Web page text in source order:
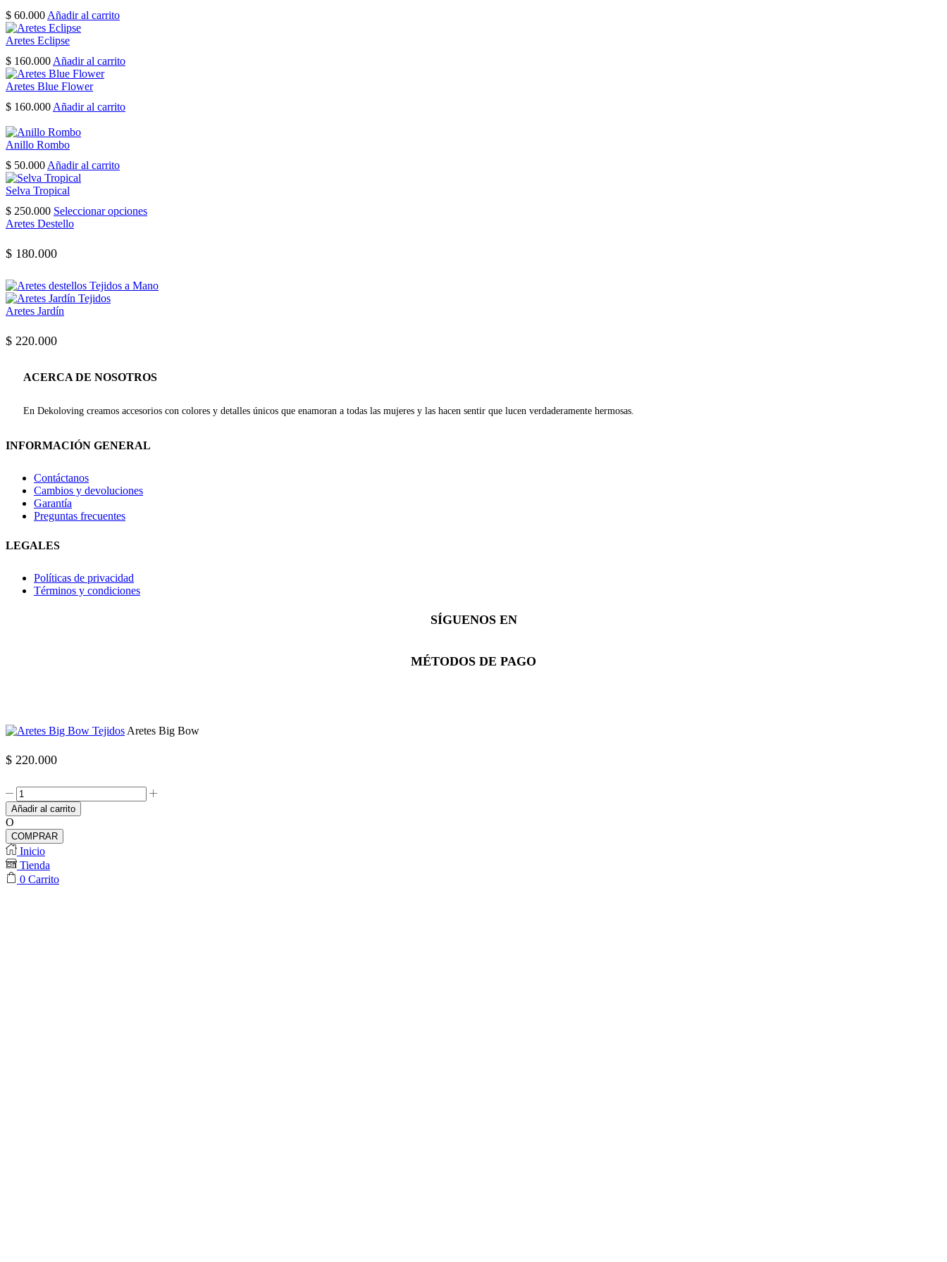
$ 60.000 Añadir al carrito
Aretes Eclipse
$ 160.000 Añadir al carrito
Aretes Blue Flower
$ 160.000 Añadir al carrito
Anillo Rombo
$ 50.000 Añadir al carrito
Selva Tropical
$ 250.000 Seleccionar opcionesEste
opciones
de
Aretes Destello
$ 180.000
Aretes Jardín
$ 220.000
ACERCA DE NOSOTROS
En Dekoloving creamos accesorios con colores y detalles únicos que enamoran a todas las mujeres y las hacen sentir que lucen verdaderamente hermosas.
INFORMACIÓN GENERAL
Contáctanos
Cambios y devoluciones
Garantía
Preguntas frecuentes
LEGALES
Políticas de privacidad
Términos y condiciones
SÍGUENOS EN
Facebook
Instagram
Whatsapp
MÉTODOS DE PAGO
Aretes Big Bow
$ 220.000
Aretes
Big
Bow
cantidad
Añadir al carrito
O
COMPRAR
Inicio
Tienda
0 Carrito